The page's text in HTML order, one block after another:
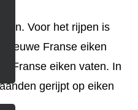
Voor het rijpen is
nieuwe Franse eiken
Franse eiken vaten. In
gerijpt op eiken